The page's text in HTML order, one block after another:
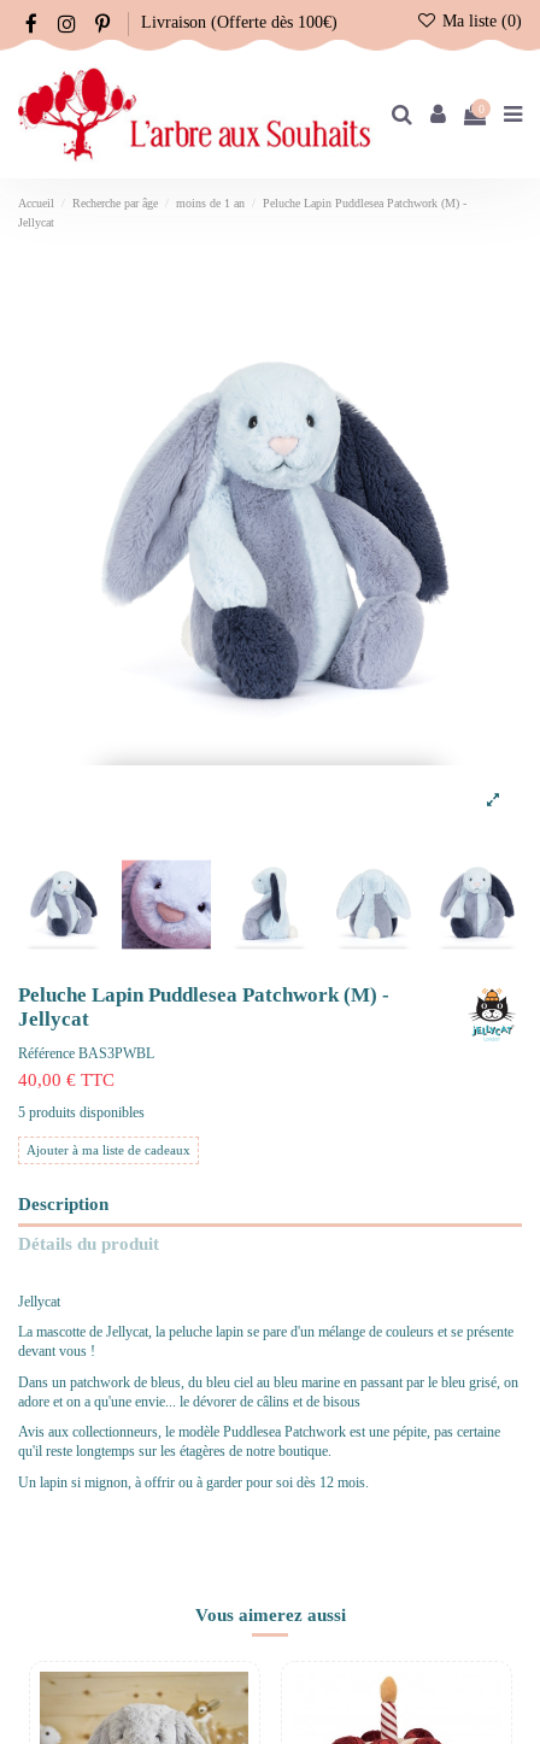
Livraison (Offerte dès 100€) Ma liste (0)
0
Accueil Recherche par âge moins de 1 an
Peluche Lapin Puddlesea Patchwork (M) -
Jellycat
Peluche Lapin Puddlesea Patchwork (M) -
Jellycat
Référence BAS3PWBL
40,00 € TTC
5 produits disponibles
Ajouter à ma liste de cadeaux
Description
Détails du produit
Jellycat
La mascotte de Jellycat, la peluche lapin se pare d'un mélange de couleurs et se présente
devant vous !
Dans un patchwork de bleus, du bleu ciel au bleu marine en passant par le bleu grisé, on
adore et on a qu'une envie... le dévorer de câlins et de bisous
Avis aux collectionneurs, le modèle Puddlesea Patchwork est une pépite, pas certaine
qu'il reste longtemps sur les étagères de notre boutique.
Un lapin si mignon, à offrir ou à garder pour soi dès 12 mois.
Vous aimerez aussi